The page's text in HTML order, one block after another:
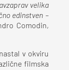
velika
edinstven –
Comodin,
v okviru
filmska